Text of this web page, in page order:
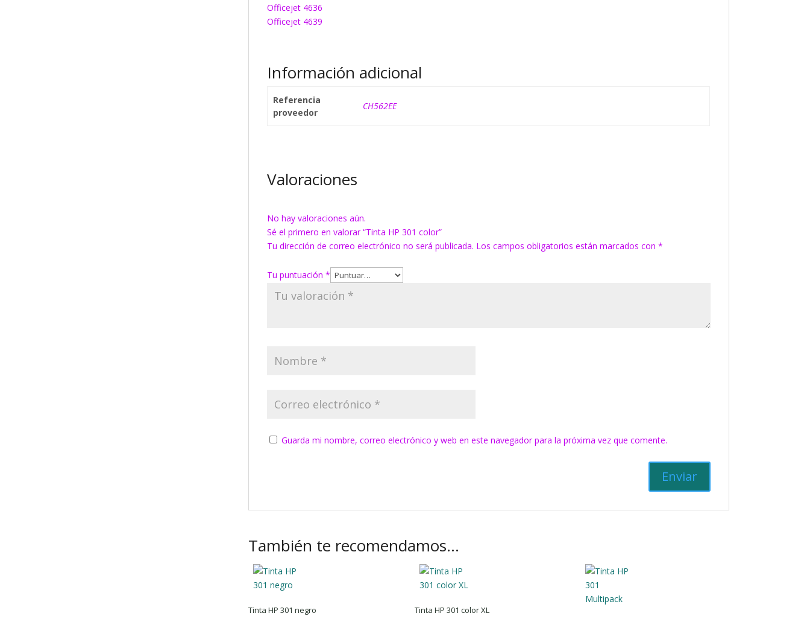
Officejet 4636
Officejet 4639
Información adicional
Referencia
proveedor
CH562EE
Valoraciones
No hay valoraciones aún.
Sé el primero en valorar “Tinta HP 301 color”
Tu dirección de correo electrónico no será publicada. Los campos obligatorios están marcados con*
Tu puntuación*
Guarda mi nombre, correo electrónico y web en este navegador para la próxima vez que comente.
También te recomendamos…
Tinta HP 301 negro
Tinta HP 301 color XL